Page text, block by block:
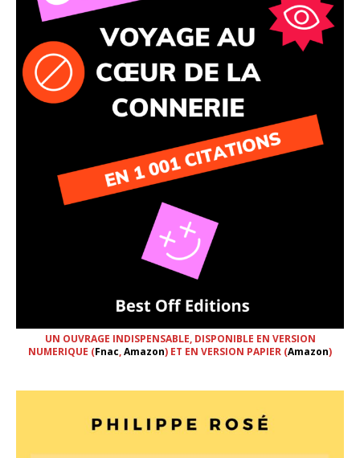
UN OUVRAGE INDISPENSABLE, DISPONIBLE EN VERSION
NUMERIQUE (Fnac,Amazon) ET EN VERSION PAPIER (Amazon)